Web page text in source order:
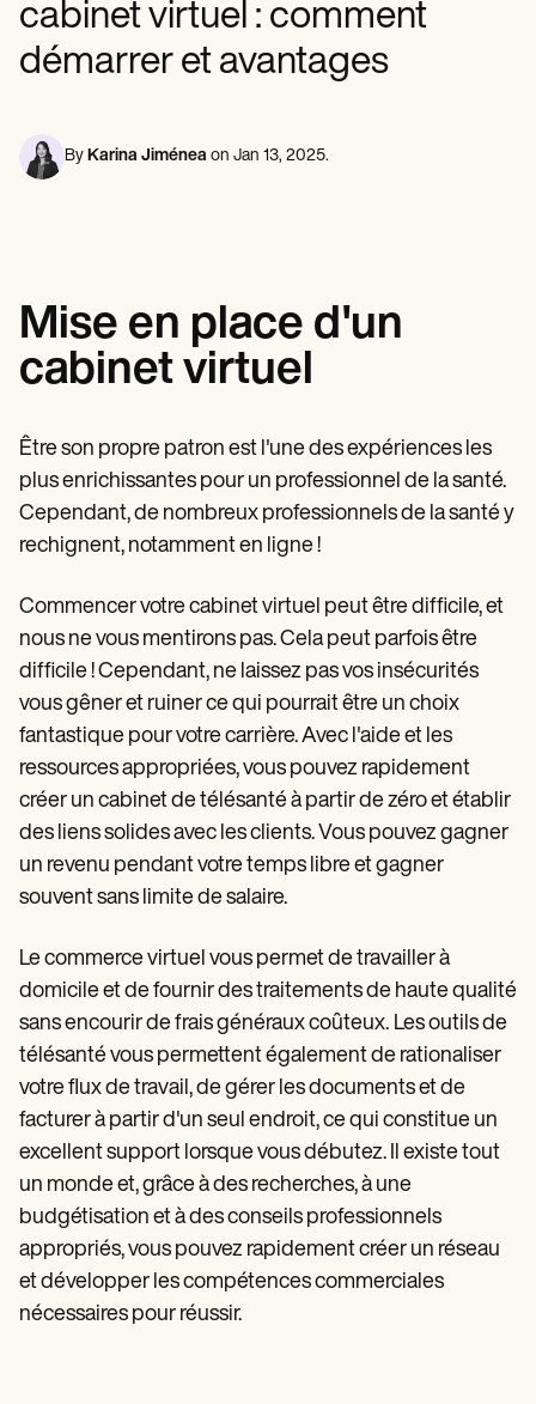
Professionnels de la santé mentale
Travailleurs sociaux
Diététistes et nutritionnistes
Massothérapeutes
Ergothérapeutes
Modèles
Procedure Codes
Modèle de plan de traitement
Social Work Treatment Plans
DAR Note Template
Patient Visit Summary Template
Help Center
Training Hub
Webinars
Become a Partner
Pricing
Why Carepatron?
Get started
Insurance claims
Speech therapists
Life coaches
Massage therapists
Personal trainers
cabinet virtuel : comment
démarrer et avantages
By Karina Jiménea on Jan 13, 2025.
Mise en place d'un
cabinet virtuel
Être son propre patron est l'une des expériences les
plus enrichissantes pour un professionnel de la santé.
Cependant, de nombreux professionnels de la santé y
rechignent, notamment en ligne !
Commencer votre cabinet virtuel peut être difficile, et
nous ne vous mentirons pas. Cela peut parfois être
difficile ! Cependant, ne laissez pas vos insécurités
vous gêner et ruiner ce qui pourrait être un choix
fantastique pour votre carrière. Avec l'aide et les
ressources appropriées, vous pouvez rapidement
créer un cabinet de télésanté à partir de zéro et établir
des liens solides avec les clients. Vous pouvez gagner
un revenu pendant votre temps libre et gagner
souvent sans limite de salaire.
Le commerce virtuel vous permet de travailler à
domicile et de fournir des traitements de haute qualité
sans encourir de frais généraux coûteux. Les outils de
télésanté vous permettent également de rationaliser
votre flux de travail, de gérer les documents et de
facturer à partir d'un seul endroit, ce qui constitue un
excellent support lorsque vous débutez. Il existe tout
un monde et, grâce à des recherches, à une
budgétisation et à des conseils professionnels
appropriés, vous pouvez rapidement créer un réseau
et développer les compétences commerciales
nécessaires pour réussir.